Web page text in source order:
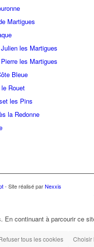
Martigues
les Martigues
les Martigues
Bleue
Rouet
les Pins
la Redonne
- Site réalisé parNexxis
En continuant à parcourir ce
tous les cookies Choisir